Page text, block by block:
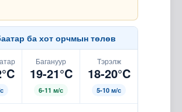
ба хот орчмын төлөв
Багануур
19-21°C
6-11 м/с
Тэрэлж
18-20°C
5-10 м/с